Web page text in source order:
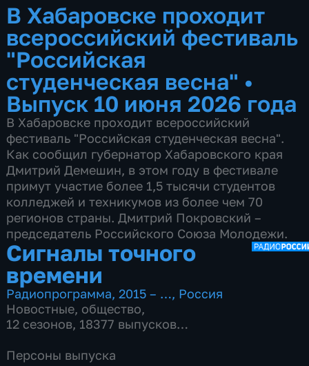
В Хабаровске проходит
всероссийский фестиваль
"Российская
студенческая весна" •
Выпуск 10 июня 2026 года
В Хабаровске проходит всероссийский
фестиваль "Российская студенческая весна".
Как сообщил губернатор Хабаровского края
Дмитрий Демешин, в этом году в фестивале
примут участие более 1,5 тысячи студентов
колледжей и техникумов из более чем 70
регионов страны. Дмитрий Покровский –
председатель Российского Союза Молодежи.
Сигналы точного
времени
Радиопрограмма,2015 – …, Россия
Новостные, общество,
12 сезонов, 18377 выпусков
Персоны выпуска